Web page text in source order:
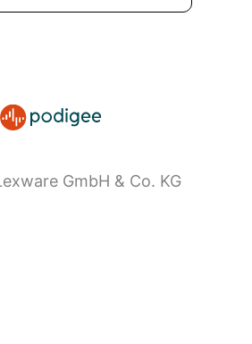
GmbH & Co. KG